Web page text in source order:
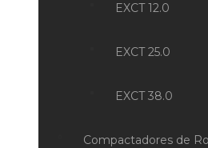
EXCT 12.0
EXCT 25.0
EXCT 38.0
Compactadores de